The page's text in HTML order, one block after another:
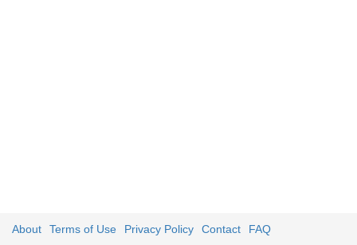
About Terms of Use Privacy Policy Contact FAQ